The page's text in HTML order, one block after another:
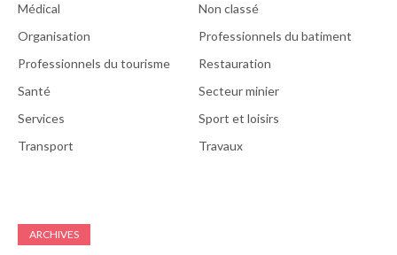
Médical
Non classé
Organisation
Professionnels du batiment
Professionnels du tourisme
Restauration
Santé
Secteur minier
Services
Sport et loisirs
Transport
Travaux
ARCHIVES